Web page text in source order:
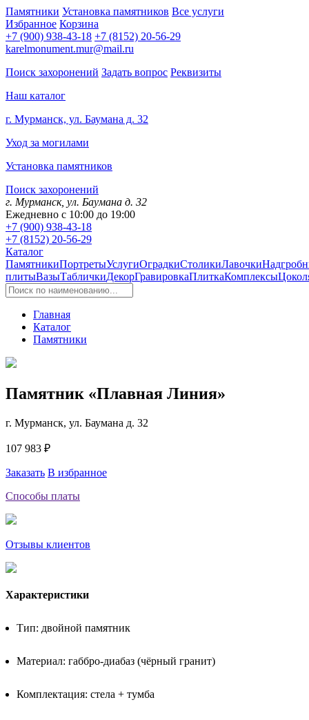
Памятники Установка памятников Все услуги
Избранное Корзина
+7 (900) 938-43-18 +7 (8152) 20-56-29
karelmonument.mur@mail.ru
Поиск захоронений Задать вопрос Реквизиты
Наш каталог
г. Мурманск, ул. Баумана д. 32
Уход за могилами
Установка памятников
Поиск захоронений
г. Мурманск, ул. Баумана д. 32
Ежедневно с 10:00 до 19:00
+7 (900) 938-43-18
+7 (8152) 20-56-29
Каталог
ПамятникиПортретыУслугиОградкиСтоликиЛавочки
плитыВазыТабличкиДекорГравировкаПлиткаКомплексы
Главная
Каталог
Памятники
Памятник «Плавная Линия»
г. Мурманск, ул. Баумана д. 32
107 983 ₽
Заказать В избранное
Способы платы
Отзывы клиентов
Характеристики
Тип: двойной памятник
Материал: габбро-диабаз (чёрный гранит)
Комплектация: стела + тумба